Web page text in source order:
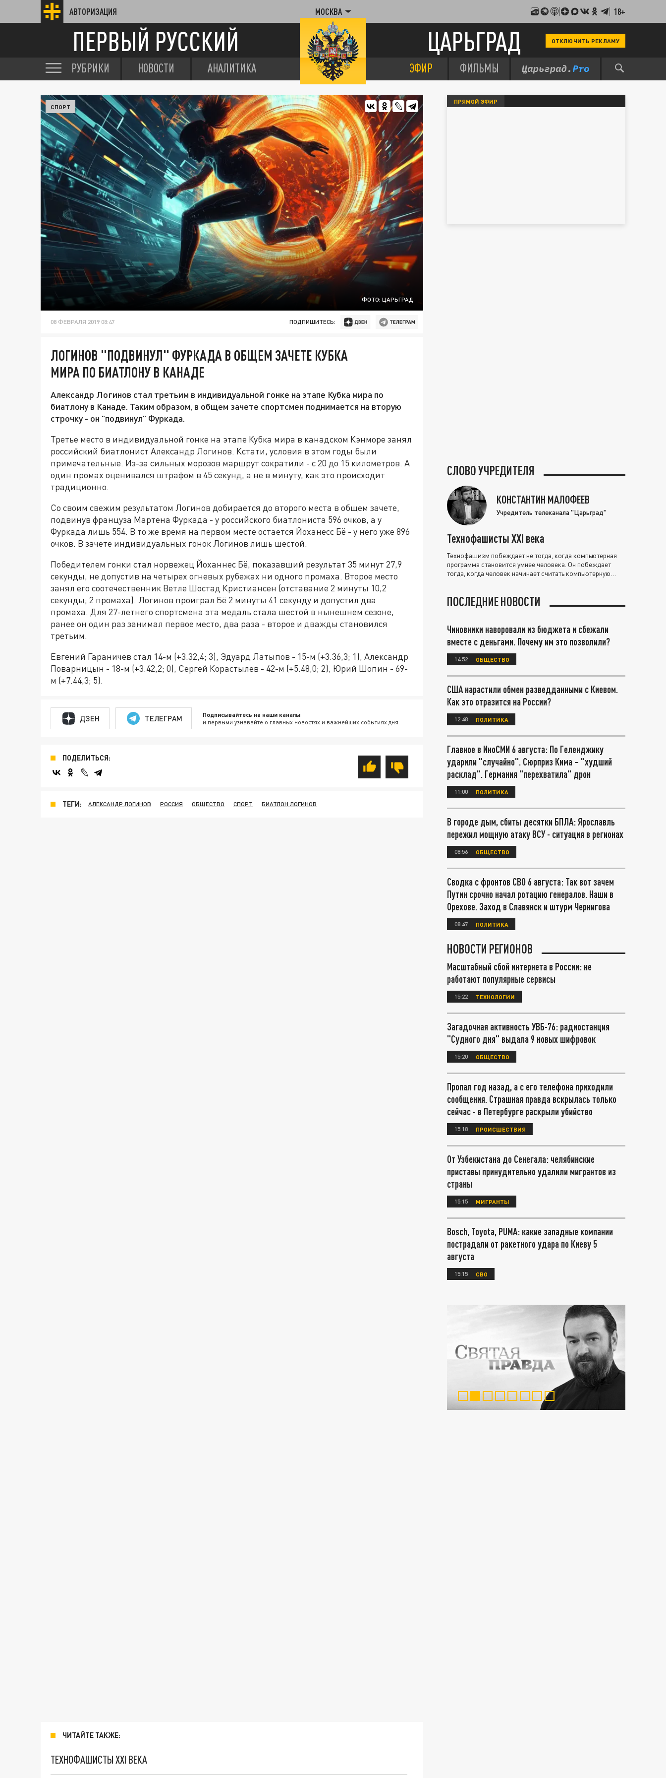
АВТОРИЗАЦИЯ МОСКВА 18+
ПЕРВЫЙ РУССКИЙ ЦАРЬГРАД ОТКЛЮЧИТЬ РЕКЛАМУ
РУБРИКИ НОВОСТИ АНАЛИТИКА ЭФИР ФИЛЬМЫ
ФОТО: ЦАРЬГРАД
СПОРТ
08 ФЕВРАЛЯ 2019 08:47 ПОДПИШИТЕСЬ:
ЛОГИНОВ "ПОДВИНУЛ" ФУРКАДА В ОБЩЕМ ЗАЧЕТЕ КУБКА
МИРА ПО БИАТЛОНУ В КАНАДЕ
Александр Логинов стал третьим в индивидуальной гонке на этапе Кубка мира по
биатлону в Канаде. Таким образом, в общем зачете спортсмен поднимается на вторую
строчку - он "подвинул" Фуркада.
Третье место в индивидуальной гонке на этапе Кубка мира в канадском Кэнморе занял
российский биатлонист Александр Логинов. Кстати, условия в этом годы были
примечательные. Из-за сильных морозов маршрут сократили - с 20 до 15 километров. А
один промах оценивался штрафом в 45 секунд, а не в минуту, как это происходит
традиционно.
Со своим свежим результатом Логинов добирается до второго места в общем зачете,
подвинув француза Мартена Фуркада - у российского биатлониста 596 очков, а у
Фуркада лишь 554. В то же время на первом месте остается Йоханесс Бё - у него уже 896
очков. В зачете индивидуальных гонок Логинов лишь шестой.
Победителем гонки стал норвежец Йоханнес Бё, показавший результат 35 минут 27,9
секунды, не допустив на четырех огневых рубежах ни одного промаха. Второе место
занял его соотечественник Ветле Шостад Кристиансен (отставание 2 минуты 10,2
секунды; 2 промаха). Логинов проиграл Бё 2 минуты 41 секунду и допустил два
промаха. Для 27-летнего спортсмена эта медаль стала шестой в нынешнем сезоне,
ранее он один раз занимал первое место, два раза - второе и дважды становился
третьим.
Евгений Гараничев стал 14-м (+3.32,4; 3), Эдуард Латыпов - 15-м (+3.36,3; 1), Александр
Поварницын - 18-м (+3.42,2; 0), Сергей Корастылев - 42-м (+5.48,0; 2), Юрий Шопин - 69-
м (+7.44,3; 5).
ДЗЕН ТЕЛЕГРАМ Подписывайтесь на наши каналы
и первыми узнавайте о главных новостях и важнейших событиях дня.
ПОДЕЛИТЬСЯ:
ТЕГИ: АЛЕКСАНДР ЛОГИНОВ РОССИЯ ОБЩЕСТВО СПОРТ БИАТЛОН ЛОГИНОВ
ЧИТАЙТЕ ТАКЖЕ:
ТЕХНОФАШИСТЫ XXI ВЕКА
ПРЯМОЙ ЭФИР
СЛОВО УЧРЕДИТЕЛЯ
КОНСТАНТИН МАЛОФЕЕВ
Учредитель телеканала "Царьград"
Технофашисты XXI века
Технофашизм побеждает не тогда, когда компьютерная
программа становится умнее человека. Он побеждает
тогда, когда человек начинает считать компьютерную
ПОСЛЕДНИЕ НОВОСТИ
Чиновники наворовали из бюджета и сбежали
вместе с деньгами. Почему им это позволили?
14:52 ОБЩЕСТВО
США нарастили обмен разведданными с Киевом.
Как это отразится на России?
12:48 ПОЛИТИКА
Главное в ИноСМИ 6 августа: По Геленджику
ударили "случайно". Сюрприз Кима – "худший
расклад". Германия "перехватила" дрон
11:00 ПОЛИТИКА
В городе дым, сбиты десятки БПЛА: Ярославль
пережил мощную атаку ВСУ - ситуация в регионах
08:56 ОБЩЕСТВО
Сводка с фронтов СВО 6 августа: Так вот зачем
Путин срочно начал ротацию генералов. Наши в
Орехове. Заход в Славянск и штурм Чернигова
08:47 ПОЛИТИКА
НОВОСТИ РЕГИОНОВ
Масштабный сбой интернета в России: не
работают популярные сервисы
15:22 ТЕХНОЛОГИИ
Загадочная активность УВБ-76: радиостанция
"Судного дня" выдала 9 новых шифровок
15:20 ОБЩЕСТВО
Пропал год назад, а с его телефона приходили
сообщения. Страшная правда вскрылась только
сейчас - в Петербурге раскрыли убийство
15:18 ПРОИСШЕСТВИЯ
От Узбекистана до Сенегала: челябинские
приставы принудительно удалили мигрантов из
страны
15:15 МИГРАНТЫ
Bosch, Toyota, PUMA: какие западные компании
пострадали от ракетного удара по Киеву 5
августа
15:15 СВО